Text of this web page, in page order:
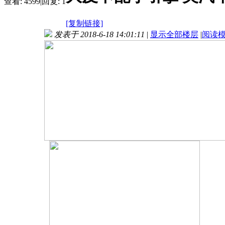
[复制链接]
发表于 2018-6-18 14:01:11 | 显示全部楼层 |阅读